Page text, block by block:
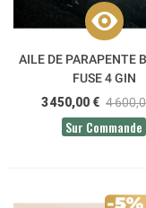
AILE DE PARAPENTE
FUSE 4 GIN
3 450,00 € 4
Sur Commande